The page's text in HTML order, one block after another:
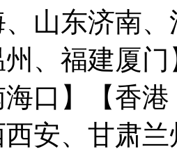
山东济南
、福建厦门
口】
【香
安、甘肃